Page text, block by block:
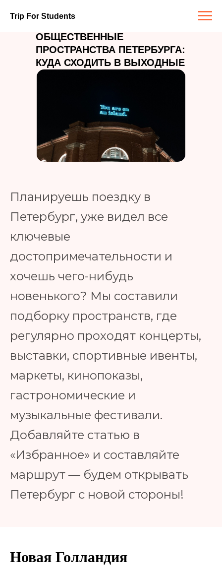
Trip For Students
ОБЩЕСТВЕННЫЕ
ПРОСТРАНСТВА ПЕТЕРБУРГА:
КУДА СХОДИТЬ В ВЫХОДНЫЕ
Назад
Планируешь поездку в
Петербург, уже видел все
ключевые
достопримечательности и
хочешь чего-нибудь
новенького? Мы составили
подборку пространств, где
регулярно проходят концерты,
выставки, спортивные ивенты,
маркеты, кинопоказы,
гастрономические и
музыкальные фестивали.
Добавляйте статью в
«Избранное» и составляйте
маршрут — будем открывать
Петербург с новой стороны!
Новая Голландия